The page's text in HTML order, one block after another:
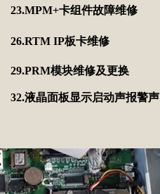
23.MPM+卡组件故障维修
26.RTM IP板卡维修
29.PRM模块维修及更换
32.液晶面板显示启动声报警声